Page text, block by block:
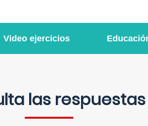
Video ejercicios
las respuestas